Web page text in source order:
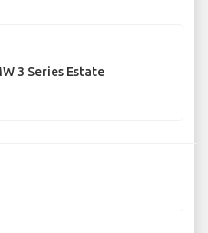
3 Series Estate